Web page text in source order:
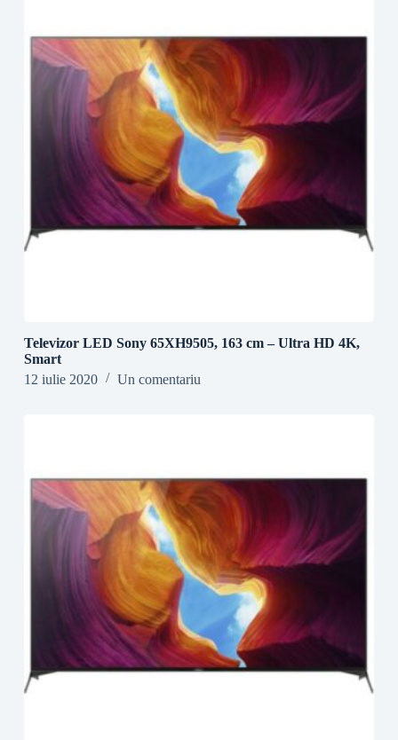
Televizor LED Sony 65XH9505, 163 cm – Ultra HD 4K,
Smart
12 iulie 2020
Un comentariu